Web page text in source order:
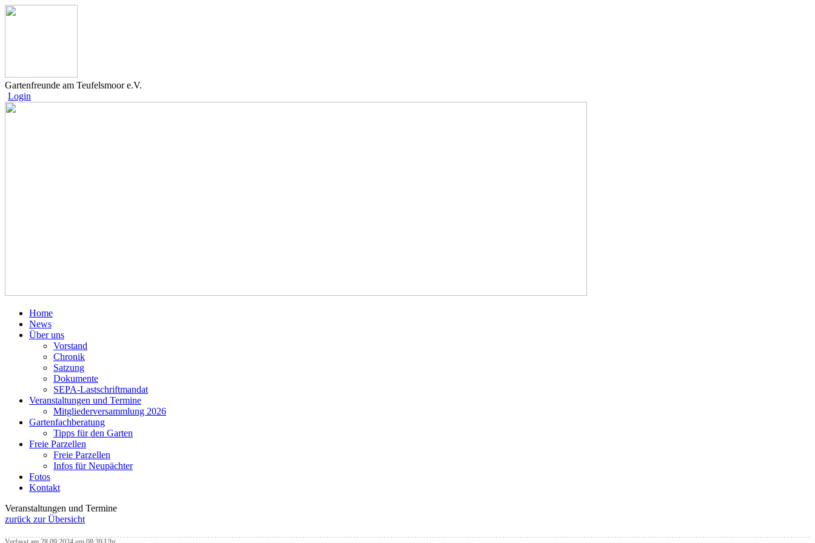
Gartenfreunde am Teufelsmoor e.V.
Login
Home
News
Über uns
Vorstand
Chronik
Satzung
Dokumente
SEPA-Lastschriftmandat
Veranstaltungen und Termine
Mitgliederversammlung 2026
Gartenfachberatung
Tipps für den Garten
Freie Parzellen
Freie Parzellen
Infos für Neupächter
Fotos
Kontakt
Veranstaltungen und Termine
zurück zur Übersicht